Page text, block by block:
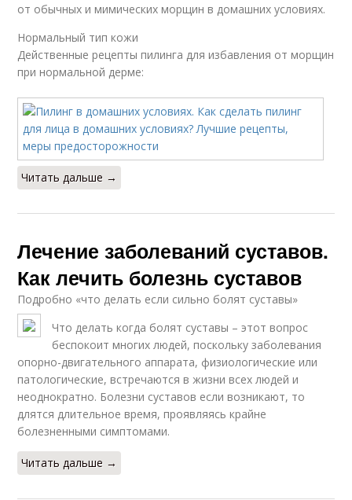
от обычных и мимических морщин в домашних условиях.
Нормальный тип кожи
Действенные рецепты пилинга для избавления от морщин
при нормальной дерме:
Читать дальше →
Лечение заболеваний суставов.
Как лечить болезнь суставов
Подробно «что делать если сильно болят суставы»
Что делать когда болят суставы – этот вопрос
беспокоит многих людей, поскольку заболевания
опорно-двигательного аппарата, физиологические или
патологические, встречаются в жизни всех людей и
неоднократно. Болезни суставов если возникают, то
длятся длительное время, проявляясь крайне
болезненными симптомами.
Читать дальше →